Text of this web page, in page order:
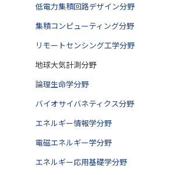
低電力集積回路デザイン分野
集積コンピューティング分野
リモートセンシング工学分野
地球大気計測分野
論理生命学分野
バイオサイバネティクス分野
エネルギー情報学分野
電磁エネルギー学分野
エネルギー応用基礎学分野